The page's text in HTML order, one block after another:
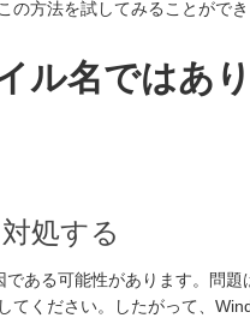
方法を試してみることができ
ル名ではあり
処する
ある可能性があります。問題
てください。したがって、